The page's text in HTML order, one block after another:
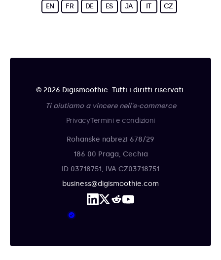
EN FR DE ES JA IT CZ
© 2026 Digismoothie. Tutti i diritti riservati.
Ti aiutiamo a vincere nell'e-commerce
PrivacyTermini e condizioni
Rohanske nabrezi 678/29
186 00 Praga, Cechia
ID 03718751, IVA CZ03718751
business@digismoothie.com